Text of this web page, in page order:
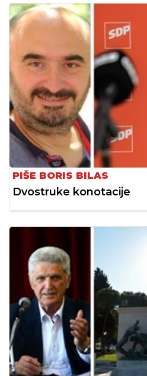
PIŠE BORIS BILAS
Dvostruke konotacije